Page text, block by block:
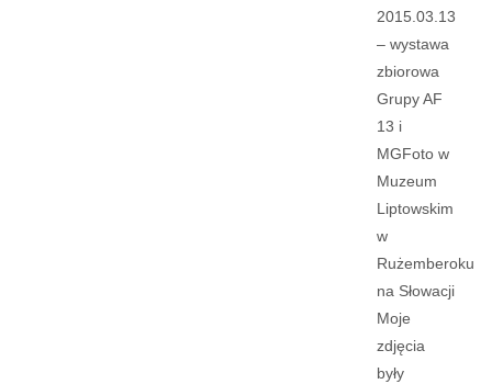
2015.03.13
– wystawa
zbiorowa
Grupy AF
13 i
MGFoto w
Muzeum
Liptowskim
w
Rużemberoku
na Słowacji
Moje
zdjęcia
były